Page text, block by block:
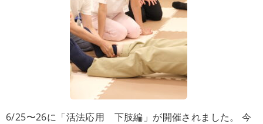
6/25〜26に「活法応用 下肢編」が開催されました。 今